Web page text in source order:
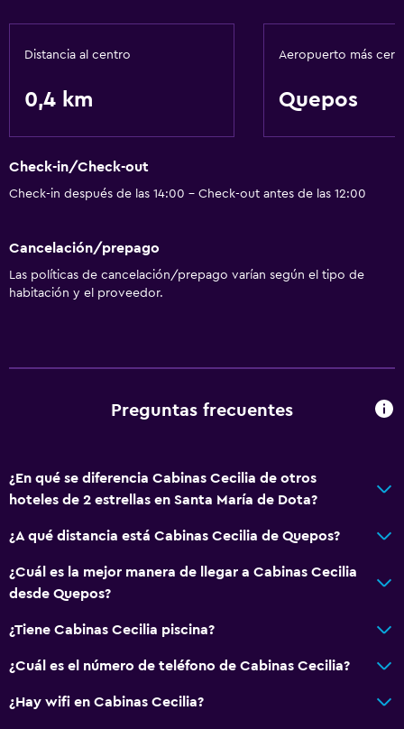
Distancia al centro
0,4 km
Aeropuerto más
Quepos
Check-in/Check-out
Check-in después de las 14:00 - Check-out antes de las 12:00
Cancelación/prepago
Las políticas de cancelación/prepago varían según el tipo de
habitación y el proveedor.
Preguntas frecuentes
¿En qué se diferencia Cabinas Cecilia de otros
hoteles de 2 estrellas en Santa María de Dota?
¿A qué distancia está Cabinas Cecilia de Quepos?
¿Cuál es la mejor manera de llegar a Cabinas Cecilia
desde Quepos?
¿Tiene Cabinas Cecilia piscina?
¿Cuál es el número de teléfono de Cabinas Cecilia?
¿Hay wifi en Cabinas Cecilia?